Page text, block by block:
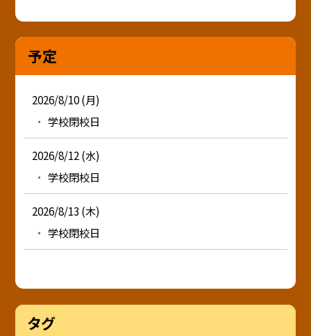
予定
2026/8/10 (月)
学校閉校日
2026/8/12 (水)
学校閉校日
2026/8/13 (木)
学校閉校日
タグ